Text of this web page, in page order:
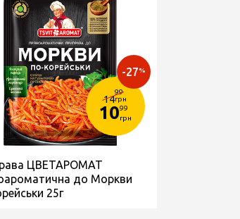
14
99
грн
1099
грн
-27%
ЦВЕТАРОМАТ
до Моркви
25г